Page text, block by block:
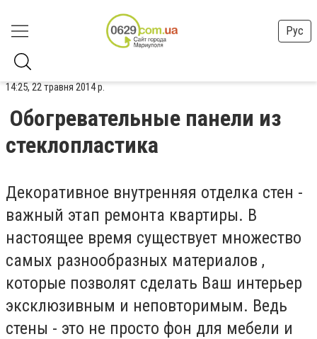
Рус
14:25, 22 травня 2014 р.
Обогревательные панели из
стеклопластика
Декоративное внутренняя отделка стен -
важный этап ремонта квартиры. В
настоящее время существует множество
самых разнообразных материалов ,
которые позволят сделать Ваш интерьер
эксклюзивным и неповторимым. Ведь
стены - это не просто фон для мебели и